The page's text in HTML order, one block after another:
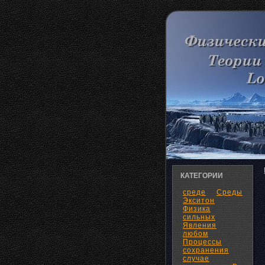
КАТЕГОРИИ
среде
Среды
Экситон
Физика
сильных
Явления
любом
Процессы
сохранения
случае